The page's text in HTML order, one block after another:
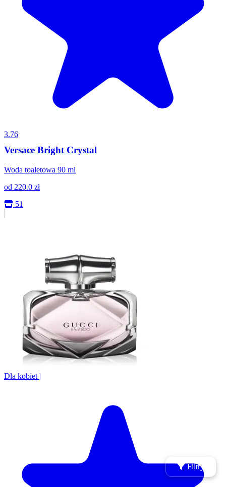
3.76
Versace Bright Crystal
Woda toaletowa 90 ml
od 220.0 zł
51
Dla kobiet |
Filtry